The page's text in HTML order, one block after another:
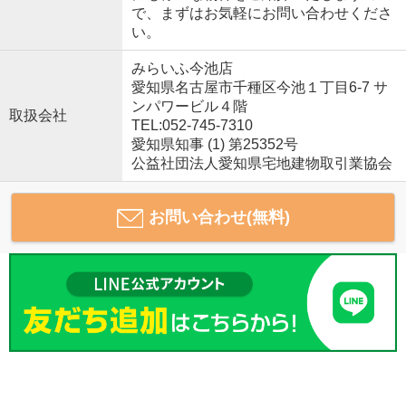
で、まずはお気軽にお問い合わせくださ
い。
取扱会社
みらいふ今池店
愛知県名古屋市千種区今池１丁目6-7 サ
ンパワービル４階
TEL:052-745-7310
愛知県知事 (1) 第25352号
公益社団法人愛知県宅地建物取引業協会
お問い合わせ(無料)